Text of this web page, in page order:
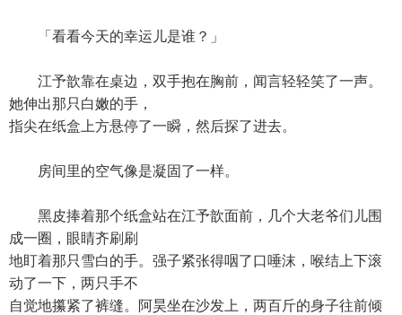
「看看今天的幸运儿是谁？」
江予歆靠在桌边，双手抱在胸前，闻言轻轻笑了一声。
她伸出那只白嫩的手，
指尖在纸盒上方悬停了一瞬，然后探了进去。
房间里的空气像是凝固了一样。
黑皮捧着那个纸盒站在江予歆面前，几个大老爷们儿围
成一圈，眼睛齐刷刷
地盯着那只雪白的手。强子紧张得咽了口唾沫，喉结上下滚
动了一下，两只手不
自觉地攥紧了裤缝。阿昊坐在沙发上，两百斤的身子往前倾